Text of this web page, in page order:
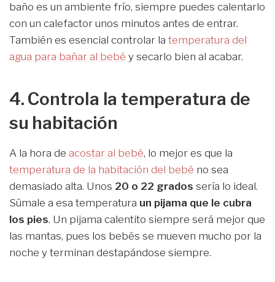
baño es un ambiente frío, siempre puedes calentarlo
con un calefactor unos minutos antes de entrar.
También es esencial controlar la temperatura del
agua para bañar al bebé y secarlo bien al acabar.
4. Controla la temperatura de
su habitación
A la hora de acostar al bebé, lo mejor es que la
temperatura de la habitación del bebé no sea
demasiado alta. Unos 20 o 22 grados sería lo ideal.
Súmale a esa temperatura un pijama que le cubra
los pies. Un pijama calentito siempre será mejor que
las mantas, pues los bebés se mueven mucho por la
noche y terminan destapándose siempre.